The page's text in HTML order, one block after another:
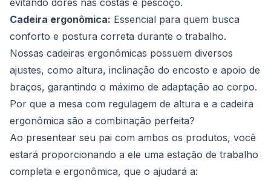
Cadeira ergonômica: Essencial para quem busca
conforto e postura correta durante o trabalho.
Nossas cadeiras ergonômicas possuem diversos
ajustes, como altura, inclinação do encosto e apoio de
braços, garantindo o máximo de adaptação ao corpo.
Por que a mesa com regulagem de altura e a cadeira
ergonômica são a combinação perfeita?
Ao presentear seu pai com ambos os produtos, você
estará proporcionando a ele uma estação de trabalho
completa e ergonômica, que o ajudará a: